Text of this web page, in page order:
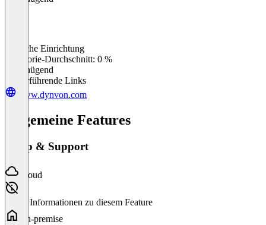
Einfache Einrichtung
Kategorie-Durchschnitt: 0 %
Ungenügend
Weiterführende Links
www.dynvon.com
Allgemeine Features
Setup & Support
Cloud
Keine Informationen zu diesem Feature
On-premise